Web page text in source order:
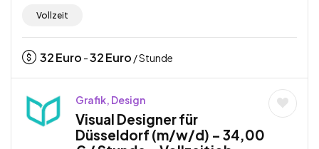
Vollzeit
32Euro -32Euro / Stunde
Grafik, Design
Visual Designer für
Düsseldorf (m/w/d) – 34,00